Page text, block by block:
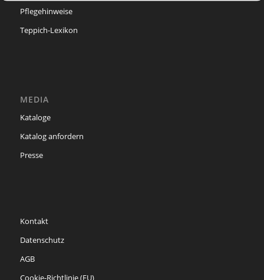
Pflegehinweise
Teppich-Lexikon
MEDIA
Kataloge
Katalog anfordern
Presse
Kontakt
Datenschutz
AGB
Cookie-Richtlinie (EU)